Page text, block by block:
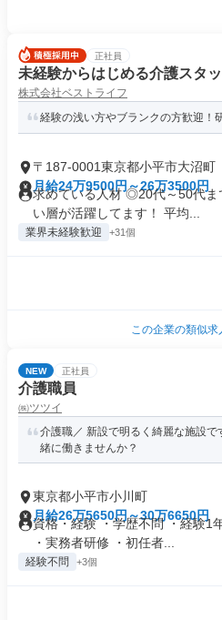
正社員
未経験からはじめる介護スタ
株式会社ベストライフ
経験の浅い方やブランクの方歓迎！
〒187-0001東京都小平市大沼町
月給24万9500円～26万3500円
求めている人材 ◎20代～50代ま
い層が活躍してます！ 平均...
業界未経験歓迎 +31個
この企業の類似求
NEW 正社員
介護職員
㈱ツツイ
介護職／ 新設で明るく綺麗な施設
緒に働きませんか？
東京都小平市小川町
月給26万5650円～30万6650円
資格・経験 ・学歴不問 ・経験1
・実務者研修 ・初任者...
経験不問 +3個